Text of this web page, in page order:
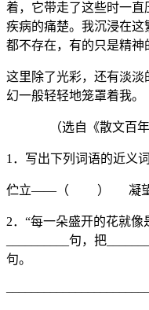
着，它带走了这些时一
疾病的痛楚。我沉浸在
都不存在，有的只是精神
这里除了光彩，还有淡
幻一般轻轻地笼罩着我。
（选自《散文百
1．写出下列词语的近义词
伫立——（ ） 凝
2．“每一朵盛开的花就
__________句，把
句。